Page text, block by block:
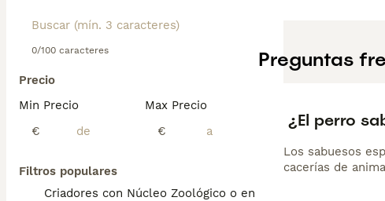
0/100 caracteres
Precio
Min Precio
€
Max Precio
€
Filtros populares
Criadores con Núcleo Zoológico o en el
Preguntas
¿El perro
Los sabuesos
cacerías de